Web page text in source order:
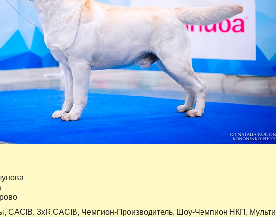
CACIB, 3хR.CACIB, Чемпион-Производитель, Шоу-Чемпион НКП,